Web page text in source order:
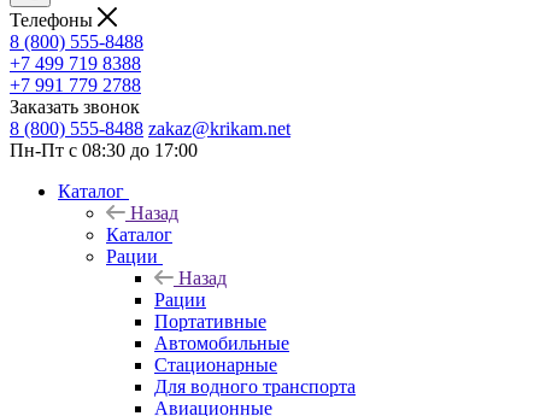
Телефоны
8 (800) 555-8488
+7 499 719 8388
+7 991 779 2788
Заказать звонок
8 (800) 555-8488 zakaz@krikam.net
Пн-Пт с 08:30 до 17:00
Каталог
Назад
Каталог
Рации
Назад
Рации
Портативные
Автомобильные
Стационарные
Для водного транспорта
Авиационные